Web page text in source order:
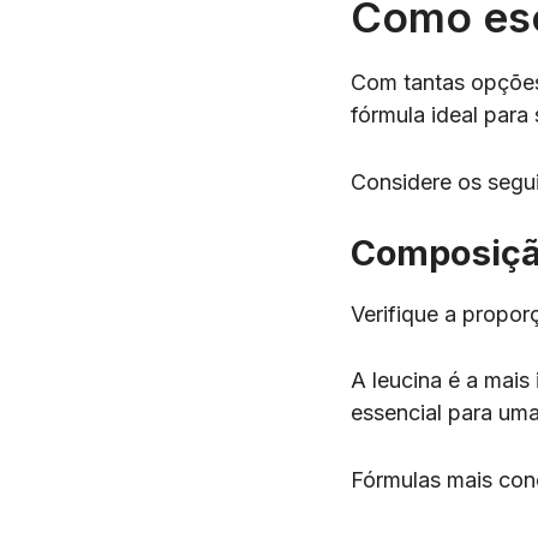
Como
Com tantas
fórmula ideal
Considere os
Verifique a
A leucina é a
essencial para
Fórmulas mais